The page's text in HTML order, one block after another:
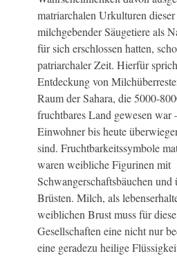
matriarchalen Urkulturen
milchgebender Säugetiere als
für sich erschlossen hatten,
patriarchaler Zeit. Hierfür
Entdeckung von
Raum der Sahara, die 5000-
fruchtbares Land gewesen war
Einwohner bis heute
sind. Fruchtbarkeitssymbole
waren weibliche Figurinen mit
Schwangerschaftsbäuchen und
Brüsten. Milch, als
weiblichen Brust muss für
Gesellschaften eine nicht nur
eine geradezu heilige